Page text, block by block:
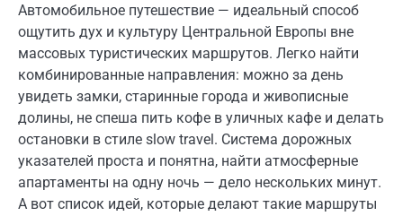
Автомобильное путешествие — идеальный способ
ощутить дух и культуру Центральной Европы вне
массовых туристических маршрутов. Легко найти
комбинированные направления: можно за день
увидеть замки, старинные города и живописные
долины, не спеша пить кофе в уличных кафе и делать
остановки в стиле slow travel. Система дорожных
указателей проста и понятна, найти атмосферные
апартаменты на одну ночь — дело нескольких минут.
А вот список идей, которые делают такие маршруты